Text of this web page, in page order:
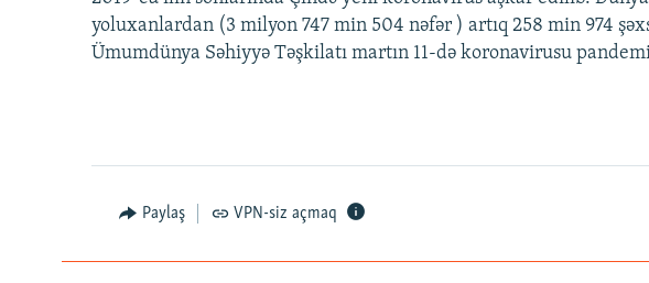
yoluxanlardan (3 milyon 747 min 504 nəfər ) artıq 258 min 974
Ümumdünya Səhiyyə Təşkilatı martın 11-də koronavirusu
Paylaş VPN-siz açmaq